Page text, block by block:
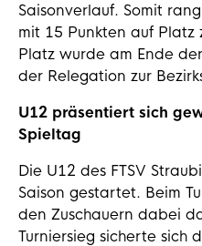
Saisonverlauf. Somit
mit 15 Punkten auf Platz
Platz wurde am Ende
der Relegation zur
U12 präsentiert sich
Spieltag
Die U12 des FTSV
Saison gestartet. Beim
den Zuschauern dabei
Turniersieg sicherte sich